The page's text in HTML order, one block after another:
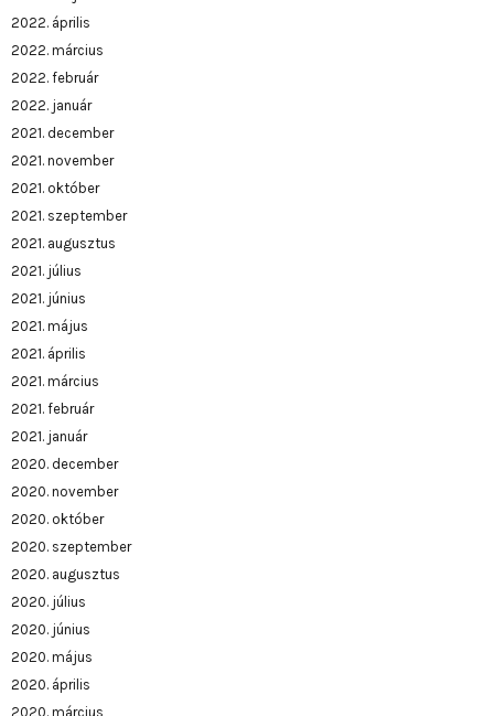
2022. április
2022. március
2022. február
2022. január
2021. december
2021. november
2021. október
2021. szeptember
2021. augusztus
2021. július
2021. június
2021. május
2021. április
2021. március
2021. február
2021. január
2020. december
2020. november
2020. október
2020. szeptember
2020. augusztus
2020. július
2020. június
2020. május
2020. április
2020. március